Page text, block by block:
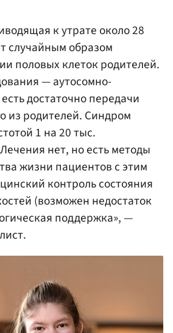
к утрате около 28
случайным образом
половых клеток родителей.
— аутосомно-
достаточно передачи
из родителей. Синдром
1 на 20 тыс.
нет, но есть методы
жизни пациентов с этим
контроль состояния
(возможен недостаток
поддержка», —